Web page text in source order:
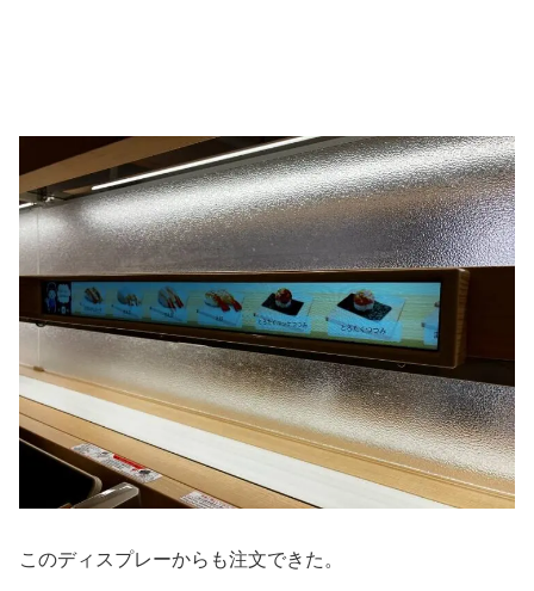
このディスプレーからも注文できた。